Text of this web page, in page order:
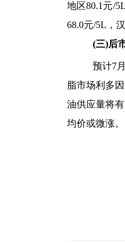
地区80.1元/
68.0元/5L，
(三)后
预计7
脂市场利多
油供应量将
均价或微涨。